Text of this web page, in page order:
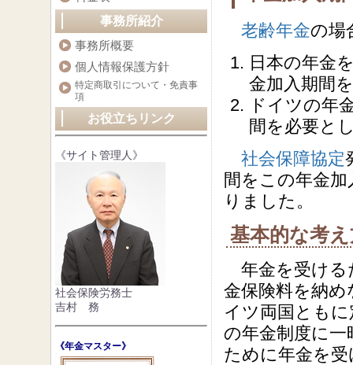
老齢年金の場
日本の年金
金加入期間
ドイツの年
間を必要と
社会保障協定
間をこの年金
りました。
基本的な考
年金を受ける
金保険料を納
イツ両国とも
の年金制度に
ために年金を
事務所紹介
事務所概要
個人情報保護方針
特定商取引について・免責事
項
お役立ちリンク
《サイト管理人》
社会保険労務士
吉村 務
《年金マスター》